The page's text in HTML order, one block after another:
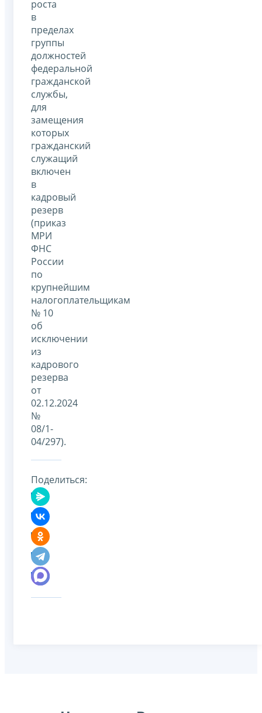
роста
в
пределах
группы
должностей
федеральной
гражданской
службы,
для
замещения
которых
гражданский
служащий
включен
в
кадровый
резерв
(приказ
МРИ
ФНС
России
по
крупнейшим
налогоплательщикам
№ 10
об
исключении
из
кадрового
резерва
от
02.12.2024
№
08/1-
04/297).
Поделиться: